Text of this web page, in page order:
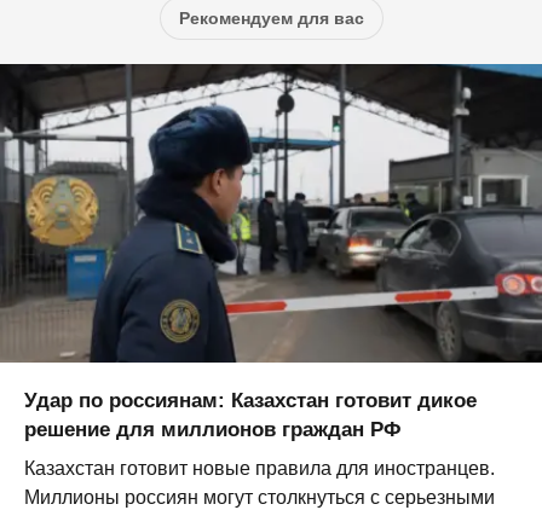
Рекомендуем для вас
Удар по россиянам: Казахстан готовит дикое
решение для миллионов граждан РФ
Казахстан готовит новые правила для иностранцев.
Миллионы россиян могут столкнуться с серьезными